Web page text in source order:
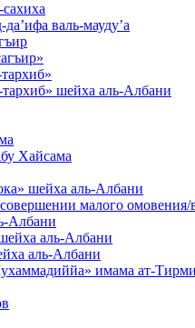
валь-мауду’а
шейха аль-Албани
Хайсама
шейха аль-Албани
малого омовения/
Албани
аль-Албани
аль-Албани
имама ат-